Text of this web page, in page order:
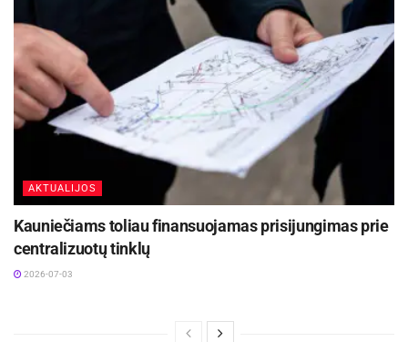
AKTUALIJOS
Kauniečiams toliau finansuojamas prisijungimas prie
centralizuotų tinklų
2026-07-03